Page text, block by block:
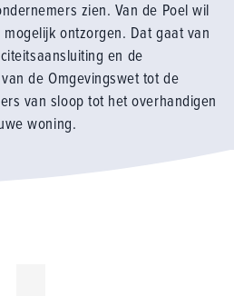
zien. Van de Poel wil
ontzorgen. Dat gaat van
en de
de Omgevingswet tot de
van sloop tot het overhandigen
woning.